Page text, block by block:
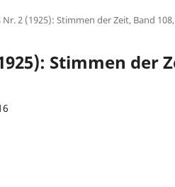
Nr. 2 (1925): Stimmen der Zeit, Band
Stimmen der